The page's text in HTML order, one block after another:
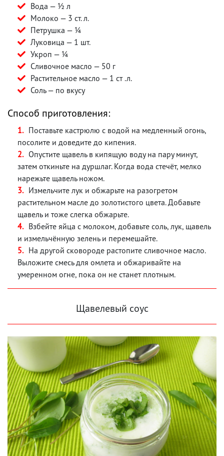
Вода — ½ л
Молоко — 3 ст. л.
Петрушка — ¼
Луковица — 1 шт.
Укроп — ¼
Сливочное масло — 50 г
Растительное масло — 1 ст .л.
Соль — по вкусу
Способ приготовления:
Поставьте кастрюлю с водой на медленный огонь,
посолите и доведите до кипения.
Опустите щавель в кипящую воду на пару минут,
затем откиньте на дуршлаг. Когда вода стечёт, мелко
нарежьте щавель ножом.
Измельчите лук и обжарьте на разогретом
растительном масле до золотистого цвета. Добавьте
щавель и тоже слегка обжарьте.
Взбейте яйца с молоком, добавьте соль, лук, щавель
и измельчённую зелень и перемешайте.
На другой сковороде растопите сливочное масло.
Выложите смесь для омлета и обжаривайте на
умеренном огне, пока он не станет плотным.
Щавелевый соус